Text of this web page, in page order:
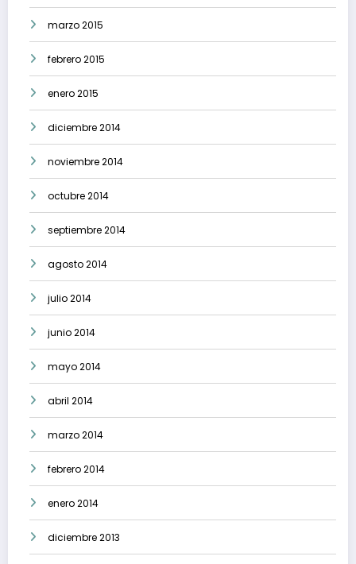
marzo 2015
febrero 2015
enero 2015
diciembre 2014
noviembre 2014
octubre 2014
septiembre 2014
agosto 2014
julio 2014
junio 2014
mayo 2014
abril 2014
marzo 2014
febrero 2014
enero 2014
diciembre 2013